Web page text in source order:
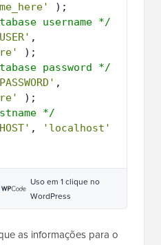
);
username */
);
password */
);
*/
,
'localhost'
Uso em 1 clique no
WordPress
as informações para o